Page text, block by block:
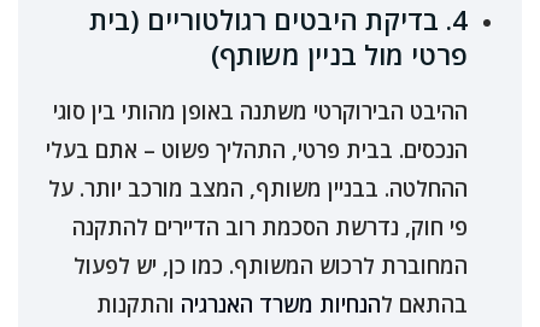
4. בדיקת היבטים רגולטוריים (בית
פרטי מול בניין משותף)
ההיבט הבירוקרטי משתנה באופן מהותי בין סוגי
הנכסים. בבית פרטי, התהליך פשוט – אתם בעלי
ההחלטה. בבניין משותף, המצב מורכב יותר. על
פי חוק, נדרשת הסכמת רוב הדיירים להתקנה
המחוברת לרכוש המשותף. כמו כן, יש לפעול
בהתאם להנחיות משרד האנרגיה והתקנות